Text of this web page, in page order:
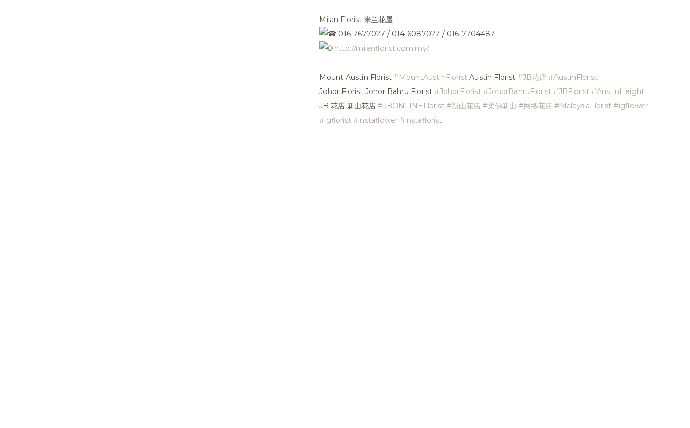
.
Milan Florist 米兰花屋
016-7677027 / 014-6087027 / 016-7704487
http://milanflorist.com.my/
.
Mount Austin Florist #MountAustinFlorist Austin Florist #JB花店 #AustinFlorist
Johor Florist Johor Bahru Florist #JohorFlorist #JohorBahruFlorist #JBFlorist #AustinHeight
JB 花店 新山花店 #JBONLINEFlorist #新山花店 #柔佛新山 #网络花店 #MalaysiaFlorist #igflower
#igflorist #instaflower #instaflorist